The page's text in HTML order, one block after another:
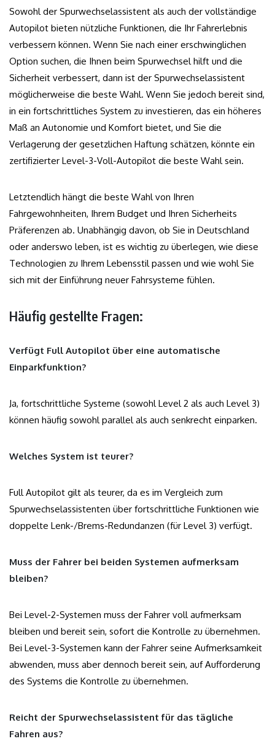
Sowohl der Spurwechselassistent als auch der vollständige
Autopilot bieten nützliche Funktionen, die Ihr Fahrerlebnis
verbessern können. Wenn Sie nach einer erschwinglichen
Option suchen, die Ihnen beim Spurwechsel hilft und die
Sicherheit verbessert, dann ist der Spurwechselassistent
möglicherweise die beste Wahl. Wenn Sie jedoch bereit sind,
in ein fortschrittliches System zu investieren, das ein höheres
Maß an Autonomie und Komfort bietet, und Sie die
Verlagerung der gesetzlichen Haftung schätzen, könnte ein
zertifizierter Level-3-Voll-Autopilot die beste Wahl sein.
Letztendlich hängt die beste Wahl von Ihren
Fahrgewohnheiten, Ihrem Budget und Ihren Sicherheits
Präferenzen ab. Unabhängig davon, ob Sie in Deutschland
oder anderswo leben, ist es wichtig zu überlegen, wie diese
Technologien zu Ihrem Lebensstil passen und wie wohl Sie
sich mit der Einführung neuer Fahrsysteme fühlen.
Häufig gestellte Fragen:
Verfügt Full Autopilot über eine automatische
Einparkfunktion?
Ja, fortschrittliche Systeme (sowohl Level 2 als auch Level 3)
können häufig sowohl parallel als auch senkrecht einparken.
Welches System ist teurer?
Full Autopilot gilt als teurer, da es im Vergleich zum
Spurwechselassistenten über fortschrittliche Funktionen wie
doppelte Lenk-/Brems-Redundanzen (für Level 3) verfügt.
Muss der Fahrer bei beiden Systemen aufmerksam
bleiben?
Bei Level-2-Systemen muss der Fahrer voll aufmerksam
bleiben und bereit sein, sofort die Kontrolle zu übernehmen.
Bei Level-3-Systemen kann der Fahrer seine Aufmerksamkeit
abwenden, muss aber dennoch bereit sein, auf Aufforderung
des Systems die Kontrolle zu übernehmen.
Reicht der Spurwechselassistent für das tägliche
Fahren aus?